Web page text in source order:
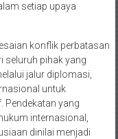
setiap upaya
konflik perbatasan
seluruh pihak yang
jalur diplomasi,
untuk
Pendekatan yang
internasional,
dinilai menjadi